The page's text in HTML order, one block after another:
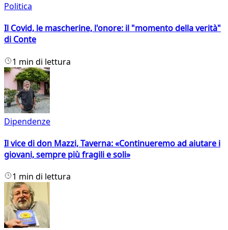
Politica
Il Covid, le mascherine, l'onore: il "momento della verità"
di Conte
1 min di lettura
Dipendenze
Il vice di don Mazzi, Taverna: «Continueremo ad aiutare i
giovani, sempre più fragili e soli»
1 min di lettura